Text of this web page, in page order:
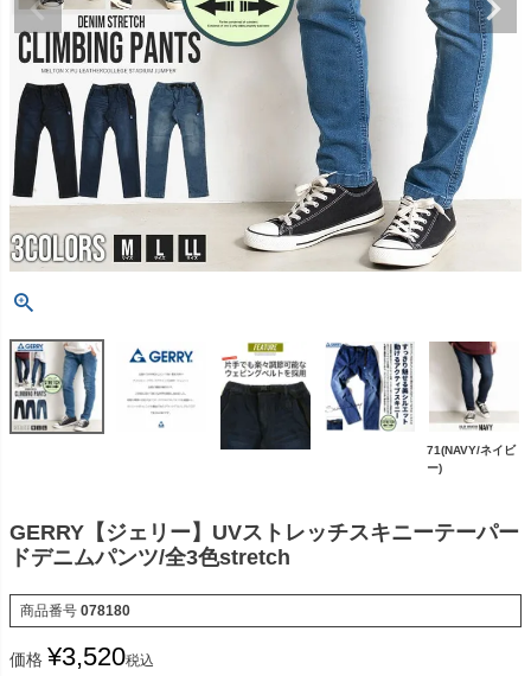
71(NAVY/ネイビ
ー)
GERRY【ジェリー】UVストレッチスキニーテーパー
ドデニムパンツ/全3色stretch
商品番号 078180
価格 ¥3,520税込